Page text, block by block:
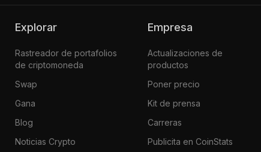
Explorar
Rastreador de portafolios
de criptomoneda
Swap
Gana
Blog
Noticias Crypto
Empresa
Actualizaciones de
productos
Poner precio
Kit de prensa
Carreras
Publicita en CoinStats